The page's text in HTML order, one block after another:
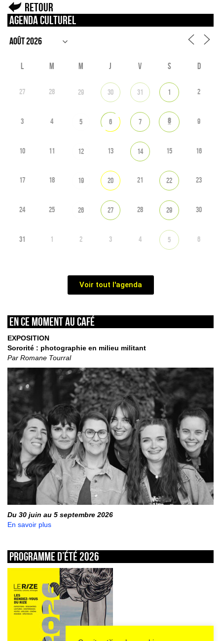
Retour
Agenda culturel
L M M J V S D
27 28 29 30 31 1 2
3 4 5 6 7 8 9
10 11 12 13 14 15 16
17 18 19 20 21 22 23
24 25 26 27 28 29 30
31 1 2 3 4 5 6
Voir tout l'agenda
En ce moment au café
EXPOSITION
Sororité : photographie en milieu militant
Par Romane Tourral
Du 30 juin au 5 septembre 2026
En savoir plus
Programme d’été 2026